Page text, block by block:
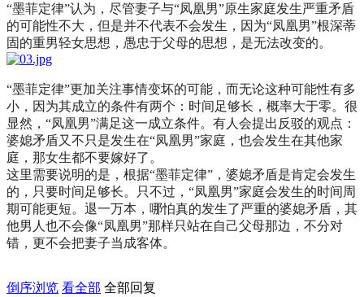
“墨菲定律”认为，尽管妻子与“凤凰男”原生家庭发生严重矛盾
的可能性不大，但是并不代表不会发生，因为“凤凰男”根深蒂
固的重男轻女思想，愚忠于父母的思想，是无法改变的。
“墨菲定律”更加关注事情变坏的可能，而无论这种可能性有多
小，因为其成立的条件有两个：时间足够长，概率大于零。很
显然，“凤凰男”满足这一成立条件。有人会提出反驳的观点：
婆媳矛盾又不只是发生在“凤凰男”家庭，也会发生在其他家
庭，那女生都不要嫁好了。
这里需要说明的是，根据“墨菲定律”，婆媳矛盾是肯定会发生
的，只要时间足够长。只不过，“凤凰男”家庭会发生的时间周
期可能更短。退一万本，哪怕真的发生了严重的婆媳矛盾，其
他男人也不会像“凤凰男”那样只站在自己父母那边，不分对
错，更不会把妻子当成客体。
倒序浏览 看全部 全部回复